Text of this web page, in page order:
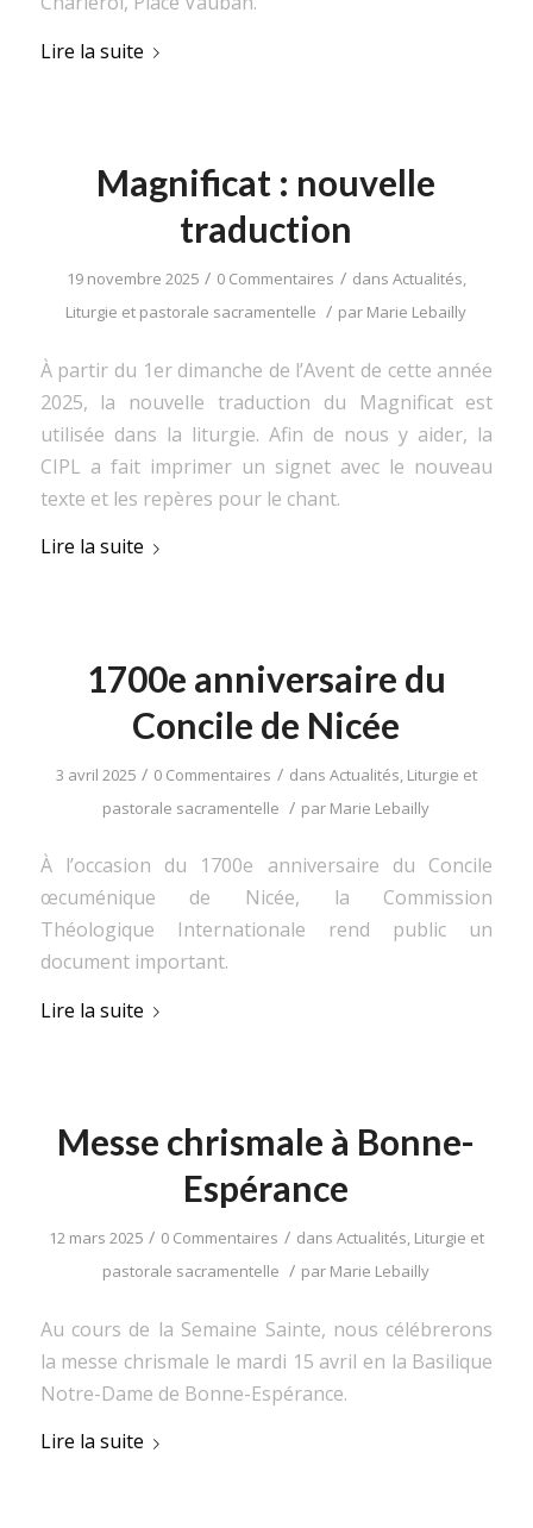
Lire la suite
Magnificat : nouvelle
traduction
19 novembre 2025 / 0 Commentaires / dans Actualités,
Liturgie et pastorale sacramentelle / par Marie Lebailly
À partir du 1er dimanche de l’Avent de cette année
2025, la nouvelle traduction du Magnificat est
utilisée dans la liturgie. Afin de nous y aider, la
CIPL a fait imprimer un signet avec le nouveau
texte et les repères pour le chant.
Lire la suite
1700e anniversaire du
Concile de Nicée
3 avril 2025 / 0 Commentaires / dans Actualités Liturgie et
pastorale sacramentelle / par Marie Lebailly
À l’occasion du 1700e anniversaire du Concile
œcuménique de Nicée, la Commission
Théologique Internationale rend public un
document important.
Lire la suite
Messe chrismale à Bonne-
Espérance
12 mars 2025 / 0 Commentaires / dans Actualités, Liturgie et
pastorale sacramentelle / par Marie Lebailly
Au cours de la Semaine Sainte, nous célébrerons
la messe chrismale le mardi 15 avril en la Basilique
Notre-Dame de Bonne-Espérance.
Lire la suite